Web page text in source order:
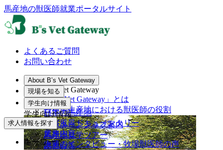
馬産地の獣医師就業ポータルサイト
よくあるご質問
お問い合わせ
About B’s Vet Gateway
About B’s Vet Gateway
「B’s Vet Gateway」とは
軽種馬生産地における獣医師の役割
現場を知る
現場を知る
日本の馬産地
診察風景ドキュメンタリー
業務内容
先輩のインタビュー・牧場獣医師の声
学生向け情報
学生向け情報
インターンシップ案内
馬産地見学ツアー
講習会等
求人情報を探す
キーワード